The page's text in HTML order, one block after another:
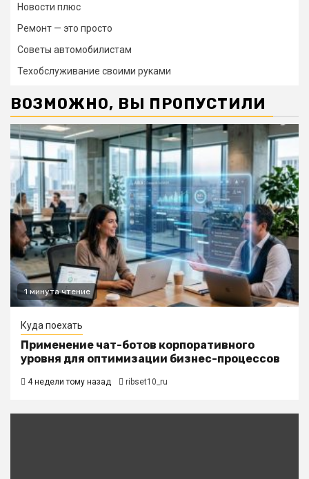
Новости плюс
Ремонт — это просто
Советы автомобилистам
Техобслуживание своими руками
ВОЗМОЖНО, ВЫ ПРОПУСТИЛИ
1 минута чтение
Куда поехать
Применение чат-ботов корпоративного
уровня для оптимизации бизнес-процессов
4 недели тому назад ribset10_ru